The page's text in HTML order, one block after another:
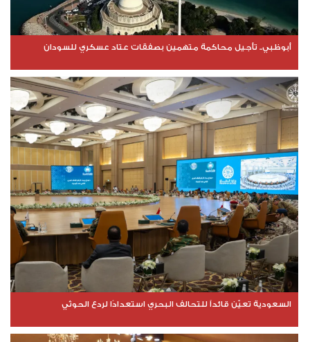
أبوظبي.. تأجيل محاكمة متهمين بصفقات عتاد عسكري للسودان
السعودية تعيّن قائداً للتحالف البحري استعدادًا لردع الحوثي